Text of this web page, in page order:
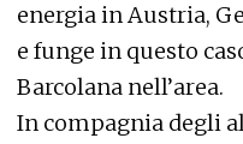
energia in Austria,
e funge in questo
Barcolana nell’area.
In compagnia degli